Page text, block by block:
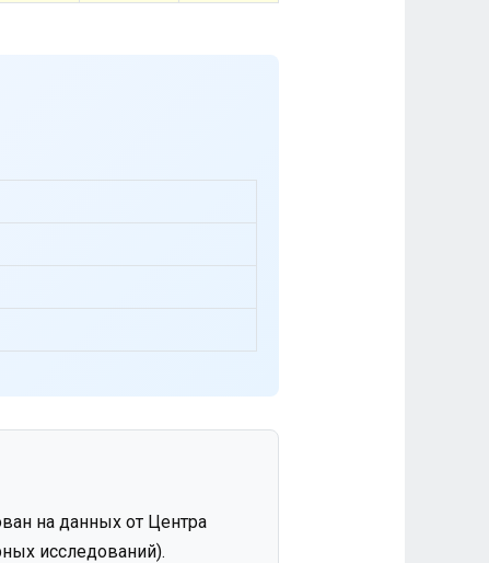
на данных от Центра
исследований).